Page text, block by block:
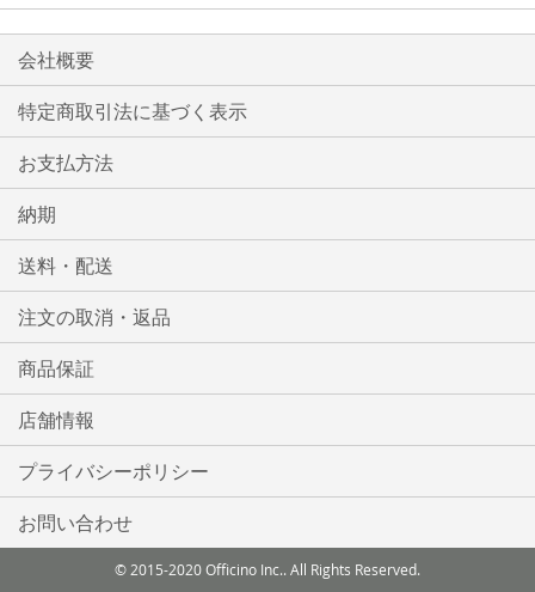
会社概要
特定商取引法に基づく表示
お支払方法
納期
送料・配送
注文の取消・返品
商品保証
店舗情報
プライバシーポリシー
お問い合わせ
© 2015-2020 Officino Inc.. All Rights Reserved.